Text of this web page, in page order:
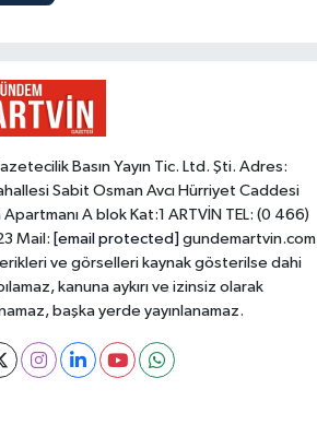
Basın Yayın Tic. Ltd. Şti. Adres:
Sabit Osman Avcı Hürriyet Caddesi
Apartmanı A blok Kat:1 ARTVİN TEL: (0 466)
Mail: [email protected] gundemartvin.com
ve görselleri kaynak gösterilse dahi
kanuna aykırı ve izinsiz olarak
başka yerde yayınlanamaz.